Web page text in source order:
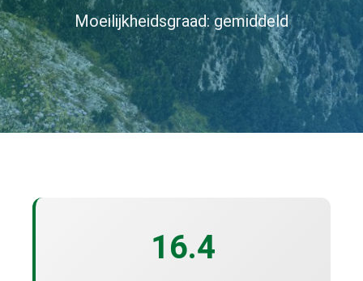
Moeilijkheidsgraad: gemiddeld
16.4